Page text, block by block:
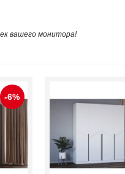
вашего монитора!
-6%